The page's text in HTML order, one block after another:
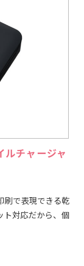
ルチャージャ
刷で表現できる乾
ト対応だから、個